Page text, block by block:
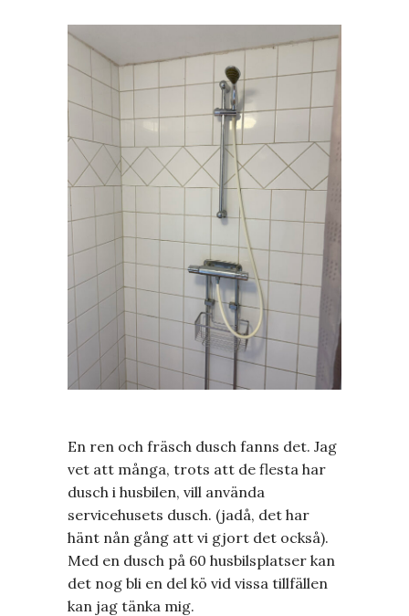
En ren och fräsch dusch fanns det. Jag
vet att många, trots att de flesta har
dusch i husbilen, vill använda
servicehusets dusch. (jadå, det har
hänt nån gång att vi gjort det också).
Med en dusch på 60 husbilsplatser kan
det nog bli en del kö vid vissa tillfällen
kan jag tänka mig.